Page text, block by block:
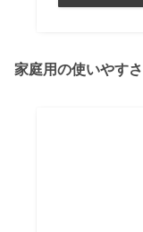
家庭用の使いやす